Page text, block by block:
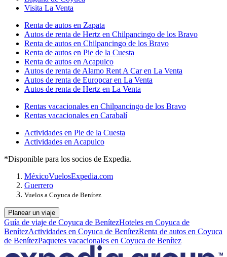
Visita La Venta
Renta de autos en Zapata
Autos de renta de Hertz en Chilpancingo de los Bravo
Renta de autos en Chilpancingo de los Bravo
Renta de autos en Pie de la Cuesta
Renta de autos en Acapulco
Autos de renta de Alamo Rent A Car en La Venta
Autos de renta de Europcar en La Venta
Autos de renta de Hertz en La Venta
Rentas vacacionales en Chilpancingo de los Bravo
Rentas vacacionales en Carabalí
Actividades en Pie de la Cuesta
Actividades en Acapulco
*Disponible para los socios de Expedia.
MéxicoVuelosExpedia.com
Guerrero
Vuelos a Coyuca de Benítez
Planear un viaje
Guía de viaje de Coyuca de BenítezHoteles en Coyuca de
BenítezActividades en Coyuca de BenítezRenta de autos en Coyuca
de BenítezPaquetes vacacionales en Coyuca de Benítez